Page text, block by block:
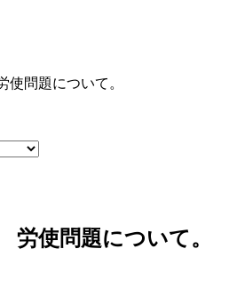
問題について。
使問題について。